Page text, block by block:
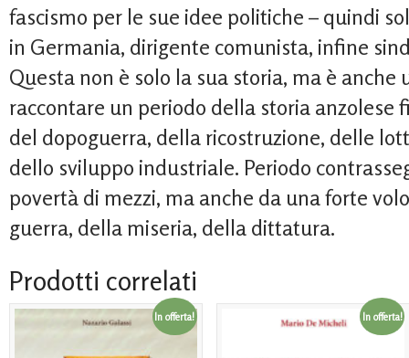
fascismo per le sue idee politiche – quindi
in Germania, dirigente comunista, infine
Questa non è solo la sua storia, ma è
raccontare un periodo della storia anzolese
del dopoguerra, della ricostruzione, delle
dello sviluppo industriale. Periodo
povertà di mezzi, ma anche da una forte
guerra, della miseria, della dittatura.
Prodotti correlati
In offerta! In offerta!